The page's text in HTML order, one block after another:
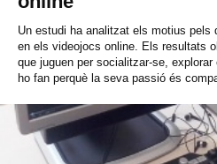
Un estudi ha analitzat els motius pels
en els videojocs online. Els resultats
que juguen per socialitzar-se,
ho fan perquè la seva passió és